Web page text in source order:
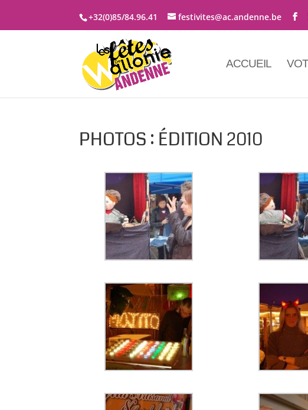
+32(0)85/84.96.41 festivites@ac.andenne.be
ACCUEIL
PHOTOS : ÉDITION 2010